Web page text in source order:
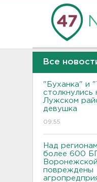
Все
"Буханка" и
столкнулись
Лужском
девушка
09:55
Над
более 600
повреждены